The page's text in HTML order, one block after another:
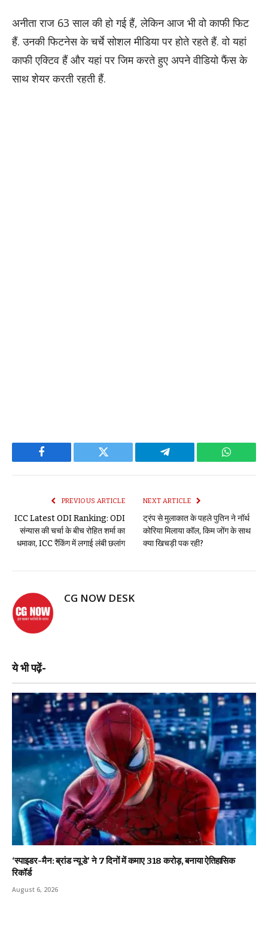
अनीता राज 63 साल की हो गई हैं, लेकिन आज भी वो काफी फिट
हैं. उनकी फिटनेस के चर्चे सोशल मीडिया पर होते रहते हैं. वो यहां
काफी एक्टिव हैं और यहां पर जिम करते हुए अपने वीडियो फैंस के
साथ शेयर करती रहती हैं.
Facebook Twitter Telegram
PREVIOUS ARTICLE
ICC Latest ODI Ranking: ODI
संन्यास की चर्चा के बीच रोहित शर्मा का
धमाका, ICC रैंकिंग में लगाई लंबी छलांग
NEXT ARTICLE
ट्रंप से मुलाकात के पहले पुतिन ने नॉर्थ
कोरिया मिलाया कॉल, किम जोंग के साथ
क्या खिचड़ी पक रही?
CG NOW DESK
ये भी पढ़ें-
‘स्पाइडर-मैन: ब्रांड न्यू डे’ ने 7 दिनों में कमाए ₹318 करोड़, बनाया ऐतिहासिक
रिकॉर्ड
August 6, 2026